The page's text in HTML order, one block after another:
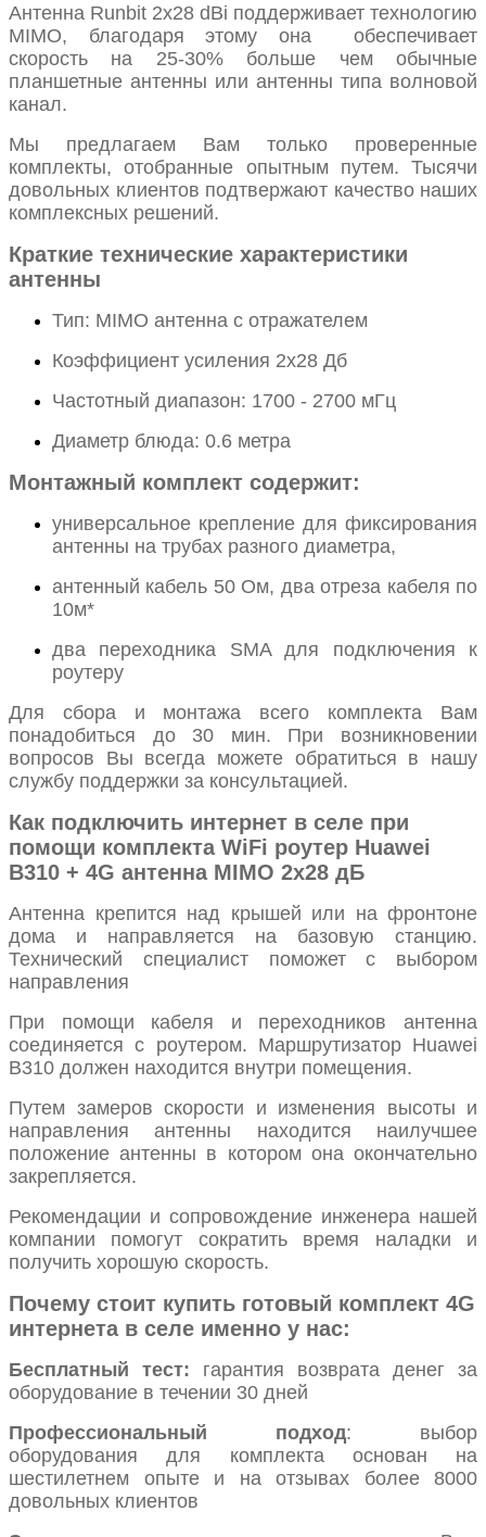
Антенна Runbit 2x28 dBi поддерживает технологию
MIMО, благодаря этому она обеспечивает
скорость на 25-30% больше чем обычные
планшетные антенны или антенны типа волновой
канал.
Мы предлагаем Вам только проверенные
комплекты, отобранные опытным путем. Тысячи
довольных клиентов подтвержают качество наших
комплексных решений.
Краткие технические характеристики
антенны
Тип: MIMO антенна с отражателем
Коэффициент усиления 2x28 Дб
Частотный диапазон: 1700 - 2700 мГц
Диаметр блюда: 0.6 метра
Монтажный комплект содержит:
универсальное крепление для фиксирования
антенны на трубах разного диаметра,
антенный кабель 50 Ом, два отреза кабеля по
10м*
два переходника SMA для подключения к
роутеру
Для сбора и монтажа всего комплекта Вам
понадобиться до 30 мин. При возникновении
вопросов Вы всегда можете обратиться в нашу
службу поддержки за консультацией.
Как подключить интернет в селе при
помощи комплекта WiFi роутер Huawei
B310 + 4G антенна MIMO 2x28 дБ
Антенна крепится над крышей или на фронтоне
дома и направляется на базовую станцию.
Технический специалист поможет с выбором
направления
При помощи кабеля и переходников антенна
соединяется с роутером. Маршрутизатор Huawei
B310 должен находится внутри помещения.
Путем замеров скорости и изменения высоты и
направления антенны находится наилучшее
положение антенны в котором она окончательно
закрепляется.
Рекомендации и сопровождение инженера нашей
компании помогут сократить время наладки и
получить хорошую скорость.
Почему стоит купить готовый комплект 4G
интернета в селе именно у нас:
Бесплатный тест: гарантия возврата денег за
оборудование в течении 30 дней
Профессиональный подход: выбор
оборудования для комплекта основан на
шестилетнем опыте и на отзывах более 8000
довольных клиентов